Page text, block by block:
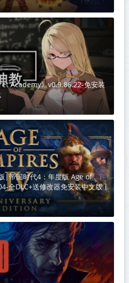
Academy》v0.9.86.22-免安装
|帝国时代4：年度版 Age of
全DLC+送修改器免安装中文版丨